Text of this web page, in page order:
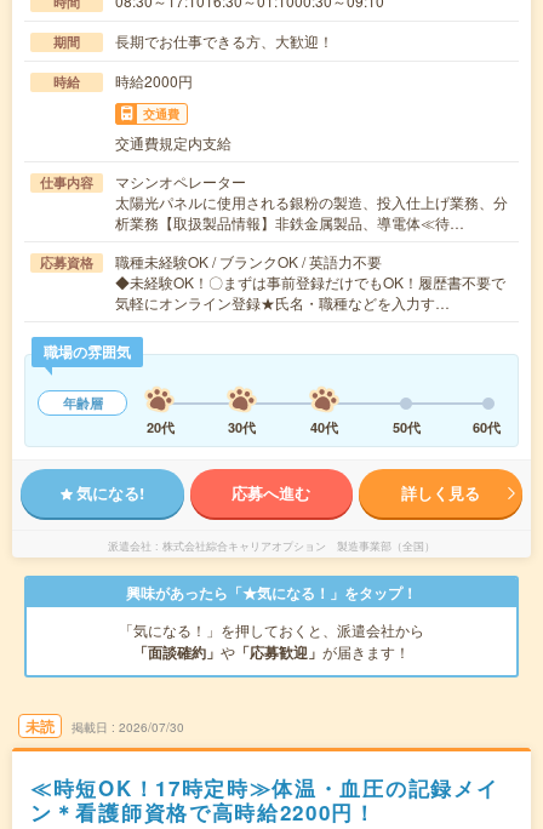
期間 長期でお仕事できる方、大歓迎！
時給 時給2000円
交通費
交通費規定内支給
仕事内容
マシンオペレーター
太陽光パネルに使用される銀粉の製造、投入仕上げ業務、分
析業務【取扱製品情報】非鉄金属製品、導電体≪待…
応募資格
職種未経験OK / ブランクOK / 英語力不要
◆未経験OK！〇まずは事前登録だけでもOK！履歴書不要で
気軽にオンライン登録★氏名・職種などを入力す…
職場の雰囲気
年齢層
20代
30代 40代 50代 60代
気になる! 応募へ進む 詳しく見る
派遣会社 株式会社綜合キャリアオプション 製造事業部（全国）
興味があったら「★気になる！」をタップ！
「気になる！」を押しておくと、派遣会社から
「面談確約」 や 「応募歓迎」 が届きます！
未読 掲載日 2026/07/30
≪時短OK！17時定時≫体温・血圧の記録メイ
ン＊看護師資格で高時給2200円！